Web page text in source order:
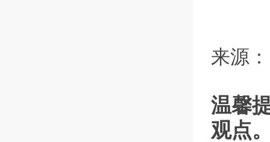
来源：
温馨
观点